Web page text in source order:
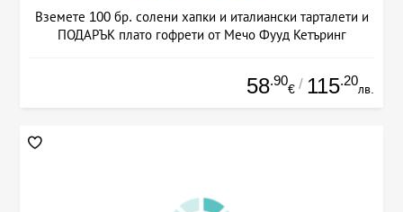
Вземете 100 бр. солени хапки и италиански тарталети и
ПОДАРЪК плато гофрети от Мечо Фууд Кетъринг
58.90
€ / 115.20
лв.